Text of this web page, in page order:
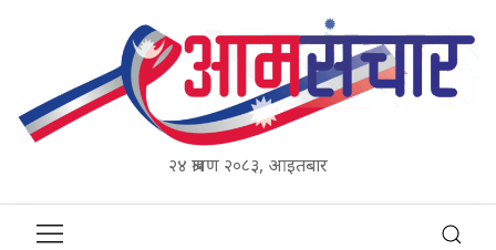
२४ श्रावण २०८३, आइतबार